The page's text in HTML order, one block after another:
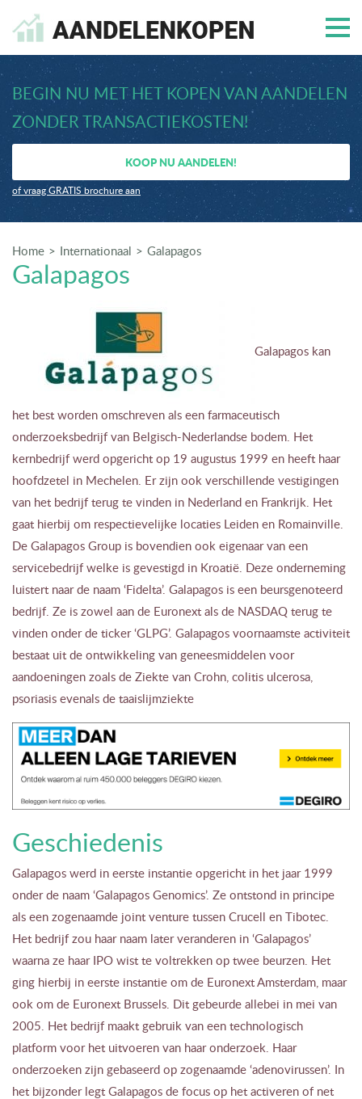
BEGIN NU MET HET KOPEN VAN AANDELEN
ZONDER TRANSACTIEKOSTEN!
KOOP NU AANDELEN!
of vraag GRATIS brochure aan
Home Internationaal Galapagos
Galapagos
Galapagos kan
het best worden omschreven als een farmaceutisch
onderzoeksbedrijf van Belgisch-Nederlandse bodem. Het
kernbedrijf werd opgericht op 19 augustus 1999 en heeft haar
hoofdzetel in Mechelen. Er zijn ook verschillende vestigingen
van het bedrijf terug te vinden in Nederland en Frankrijk. Het
gaat hierbij om respectievelijke locaties Leiden en Romainville.
De Galapagos Group is bovendien ook eigenaar van een
servicebedrijf welke is gevestigd in Kroatië. Deze onderneming
luistert naar de naam ‘Fidelta’. Galapagos is een beursgenoteerd
bedrijf. Ze is zowel aan de Euronext als de NASDAQ terug te
vinden onder de ticker ‘GLPG’. Galapagos voornaamste activiteit
bestaat uit de ontwikkeling van geneesmiddelen voor
aandoeningen zoals de Ziekte van Crohn, colitis ulcerosa,
psoriasis evenals de taaislijmziekte
Geschiedenis
Galapagos werd in eerste instantie opgericht in het jaar 1999
onder de naam ‘Galapagos Genomics’. Ze ontstond in principe
als een zogenaamde joint venture tussen Crucell en Tibotec.
Het bedrijf zou haar naam later veranderen in ‘Galapagos’
waarna ze haar IPO wist te voltrekken op twee beurzen. Het
ging hierbij in eerste instantie om de Euronext Amsterdam, maar
ook om de Euronext Brussels. Dit gebeurde allebei in mei van
2005. Het bedrijf maakt gebruik van een technologisch
platform voor het uitvoeren van haar onderzoek. Haar
onderzoeken zijn gebaseerd op zogenaamde ‘adenovirussen’. In
het bijzonder legt Galapagos de focus op het activeren of net